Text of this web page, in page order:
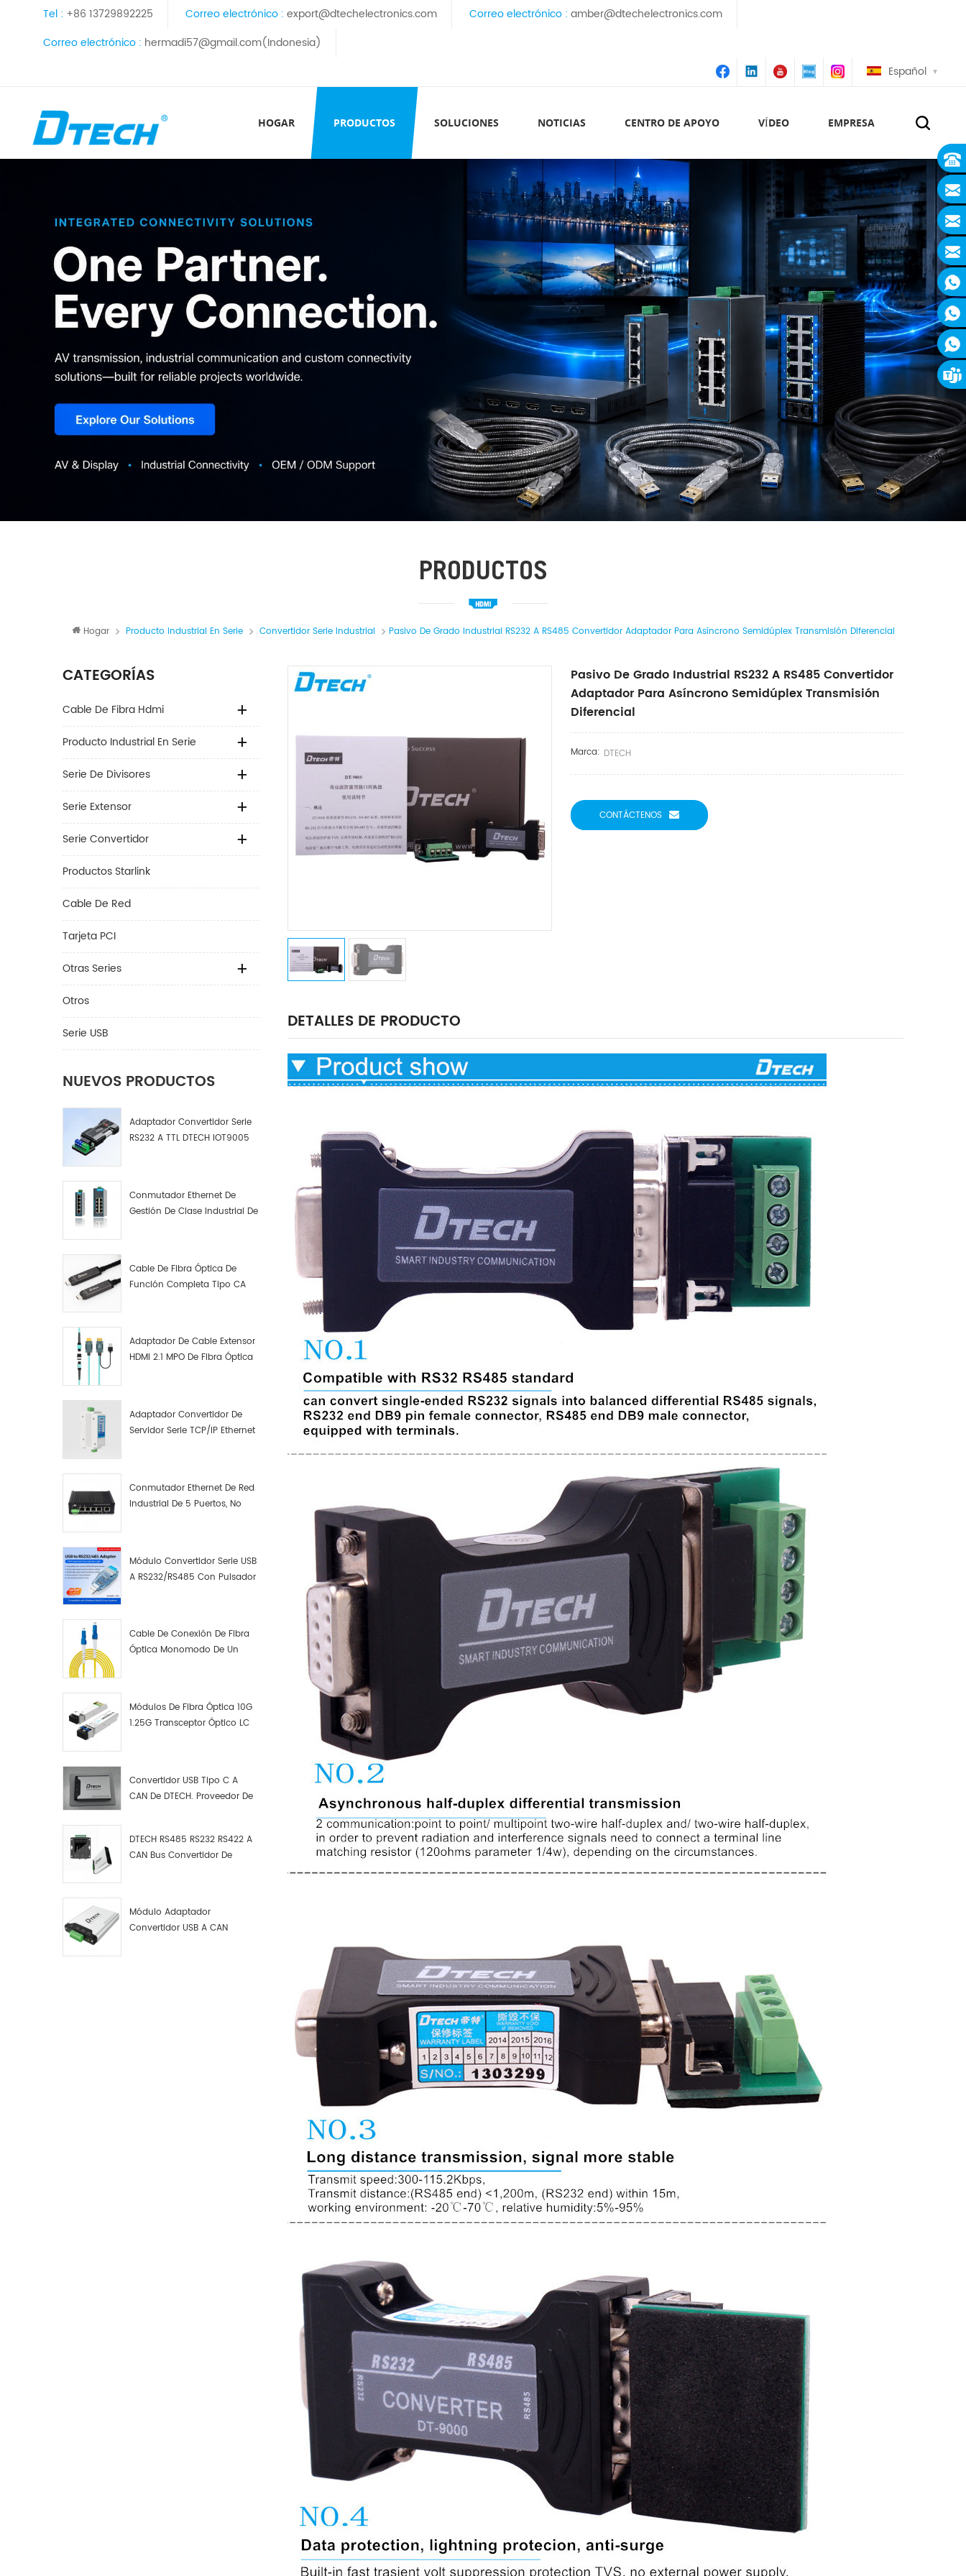
Tel : +86 13729892225 Correo electrónico : export@dtechelectronics.com Correo electrónico : amber@dtechelectronics.com
Correo electrónico : hermadi57@gmail.com(Indonesia)
Español
HOGAR PRODUCTOS SOLUCIONES NOTICIAS CENTRO DE APOYO VÍDEO EMPRESA
PRODUCTOS
Hogar Producto Industrial En Serie Convertidor Serie Industrial Pasivo De Grado Industrial RS232 A RS485 Convertidor Adaptador Para Asíncrono Semidúplex Transmisión Diferencial
CATEGORÍAS
Cable De Fibra Hdmi
Producto Industrial En Serie
Serie De Divisores
Serie Extensor
Serie Convertidor
Productos Starlink
Cable De Red
Tarjeta PCI
Otras Series
Otros
Serie USB
NUEVOS PRODUCTOS
Adaptador Convertidor Serie
RS232 A TTL DTECH IOT9005
Conmutador Ethernet De
Gestión De Clase Industrial De
Cable De Fibra Óptica De
Función Completa Tipo CA
Adaptador De Cable Extensor
HDMI 2.1 MPO De Fibra Óptica
Adaptador Convertidor De
Servidor Serie TCP/IP Ethernet
Conmutador Ethernet De Red
Industrial De 5 Puertos, No
Módulo Convertidor Serie USB
A RS232/RS485 Con Pulsador
Cable De Conexión De Fibra
Óptica Monomodo De Un
Módulos De Fibra Óptica 10G
1.25G Transceptor Óptico LC
Convertidor USB Tipo C A
CAN De DTECH. Proveedor De
DTECH RS485 RS232 RS422 A
CAN Bus Convertidor De
Módulo Adaptador
Convertidor USB A CAN
Pasivo De Grado Industrial RS232 A RS485 Convertidor
Adaptador Para Asíncrono Semidúplex Transmisión
Diferencial
Marca: DTECH
CONTÁCTENOS
DETALLES DE PRODUCTO